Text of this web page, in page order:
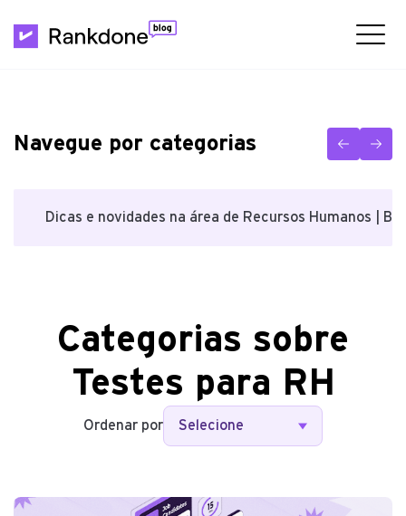
Navegue por categorias
Dicas e novidades na área de Recursos Humanos |
Categorias sobre
Testes para RH
Ordenar por Selecione